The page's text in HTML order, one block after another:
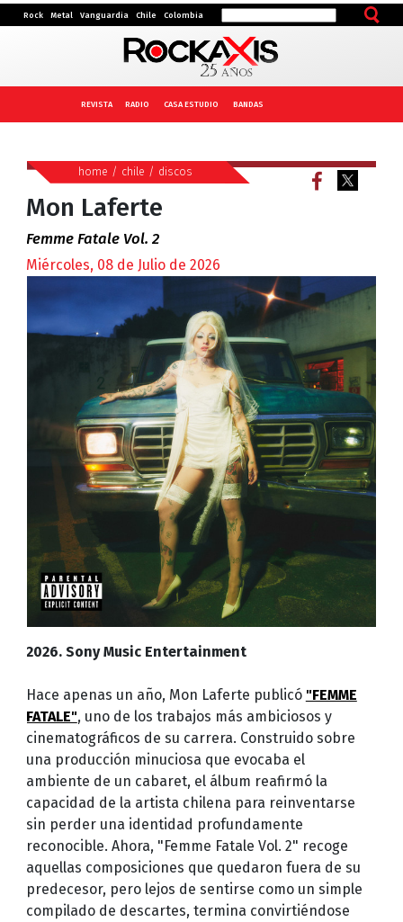
Rock Metal Vanguardia Chile Colombia
REVISTA RADIO CASA ESTUDIO BANDAS
home / chile / discos
Mon Laferte
Femme Fatale Vol. 2
Miércoles, 08 de Julio de 2026
2026. Sony Music Entertainment
Hace apenas un año, Mon Laferte publicó "FEMME
FATALE", uno de los trabajos más ambiciosos y
cinematográficos de su carrera. Construido sobre
una producción minuciosa que evocaba el
ambiente de un cabaret, el álbum reafirmó la
capacidad de la artista chilena para reinventarse
sin perder una identidad profundamente
reconocible. Ahora, "Femme Fatale Vol. 2" recoge
aquellas composiciones que quedaron fuera de su
predecesor, pero lejos de sentirse como un simple
compilado de descartes, termina convirtiéndose